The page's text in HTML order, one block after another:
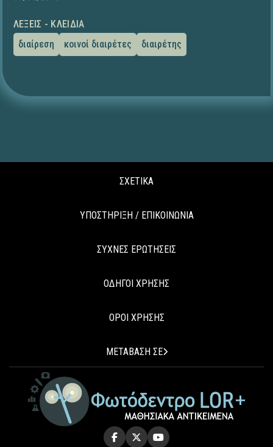
ΛΈΞΕΙΣ - ΚΛΕΙΔΙΆ
διαίρεση
κοινοί διαιρέτες διαιρέτης
ΣΧΕΤΙΚΑ
ΥΠΟΣΤΗΡΙΞΗ / ΕΠΙΚΟΙΝΩΝΙΑ
ΣΥΧΝΕΣ ΕΡΩΤΗΣΕΙΣ
ΟΔΗΓΟΙ ΧΡΗΣΗΣ
ΟΡΟΙ ΧΡΗΣΗΣ
ΜΕΤΑΒΑΣΗ ΣΕ